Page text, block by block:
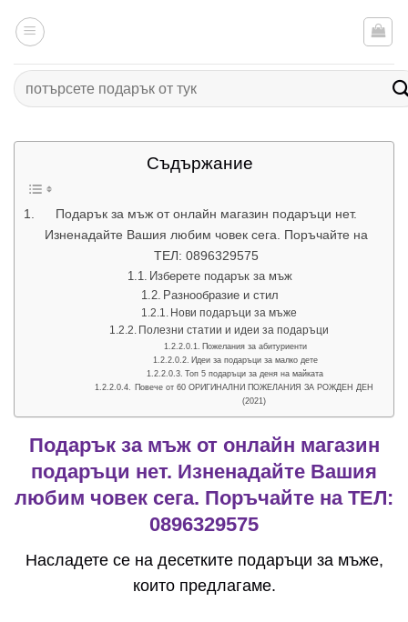
съдържанието
Търсене
за:
Съдържание
Подарък за мъж от онлайн магазин подаръци нет.
Изненадайте Вашия любим човек сега. Поръчайте на
ТЕЛ: 0896329575
Изберете подарък за мъж
Разнообразие и стил
Нови подаръци за мъже
Полезни статии и идеи за подаръци
Пожелания за абитуриенти
Идеи за подаръци за малко дете
Топ 5 подаръци за деня на майката
Повече от 60 ОРИГИНАЛНИ ПОЖЕЛАНИЯ ЗА РОЖДЕН ДЕН
(2021)
Подарък за мъж от онлайн магазин
подаръци нет. Изненадайте Вашия
любим човек сега. Поръчайте на ТЕЛ:
0896329575
Насладете се на десетките подаръци за мъже,
които предлагаме.